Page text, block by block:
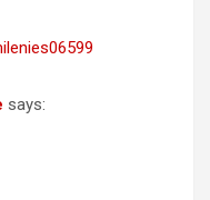
says: